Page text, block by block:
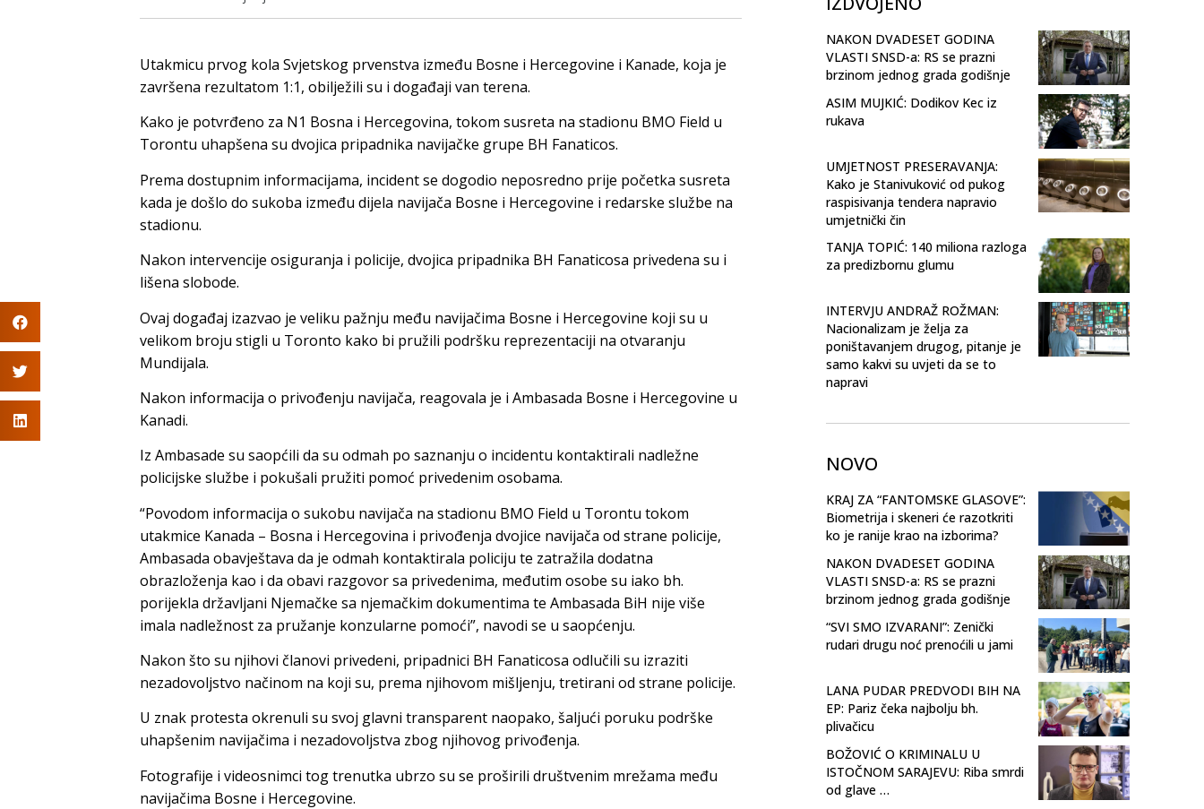
Utakmicu prvog kola Svjetskog prvenstva između Bosne i Hercegovine i Kanade, koja je
završena rezultatom 1:1, obilježili su i događaji van terena.
Kako je potvrđeno za N1 Bosna i Hercegovina, tokom susreta na stadionu BMO Field u
Torontu uhapšena su dvojica pripadnika navijačke grupe BH Fanaticos.
Prema dostupnim informacijama, incident se dogodio neposredno prije početka susreta
kada je došlo do sukoba između dijela navijača Bosne i Hercegovine i redarske službe na
stadionu.
Nakon intervencije osiguranja i policije, dvojica pripadnika BH Fanaticosa privedena su i
lišena slobode.
Ovaj događaj izazvao je veliku pažnju među navijačima Bosne i Hercegovine koji su u
velikom broju stigli u Toronto kako bi pružili podršku reprezentaciji na otvaranju
Mundijala.
Nakon informacija o privođenju navijača, reagovala je i Ambasada Bosne i Hercegovine u
Kanadi.
Iz Ambasade su saopćili da su odmah po saznanju o incidentu kontaktirali nadležne
policijske službe i pokušali pružiti pomoć privedenim osobama.
“Povodom informacija o sukobu navijača na stadionu BMO Field u Torontu tokom
utakmice Kanada – Bosna i Hercegovina i privođenja dvojice navijača od strane policije,
Ambasada obavještava da je odmah kontaktirala policiju te zatražila dodatna
obrazloženja kao i da obavi razgovor sa privedenima, međutim osobe su iako bh.
porijekla državljani Njemačke sa njemačkim dokumentima te Ambasada BiH nije više
imala nadležnost za pružanje konzularne pomoći”, navodi se u saopćenju.
Nakon što su njihovi članovi privedeni, pripadnici BH Fanaticosa odlučili su izraziti
nezadovoljstvo načinom na koji su, prema njihovom mišljenju, tretirani od strane policije.
U znak protesta okrenuli su svoj glavni transparent naopako, šaljući poruku podrške
uhapšenim navijačima i nezadovoljstva zbog njihovog privođenja.
Fotografije i videosnimci tog trenutka ubrzo su se proširili društvenim mrežama među
navijačima Bosne i Hercegovine.
NAKON DVADESET GODINA
VLASTI SNSD-a: RS se prazni
brzinom jednog grada godišnje
ASIM MUJKIĆ: Dodikov Kec iz
rukava
UMJETNOST PRESERAVANJA:
Kako je Stanivuković od pukog
raspisivanja tendera napravio
umjetnički čin
TANJA TOPIĆ: 140 miliona razloga
za predizbornu glumu
INTERVJU ANDRAŽ ROŽMAN:
Nacionalizam je želja za
poništavanjem drugog, pitanje je
samo kakvi su uvjeti da se to
napravi
NOVO
KRAJ ZA “FANTOMSKE GLASOVE”:
Biometrija i skeneri će razotkriti
ko je ranije krao na izborima?
NAKON DVADESET GODINA
VLASTI SNSD-a: RS se prazni
brzinom jednog grada godišnje
“SVI SMO IZVARANI”: Zenički
rudari drugu noć prenoćili u jami
LANA PUDAR PREDVODI BIH NA
EP: Pariz čeka najbolju bh.
plivačicu
BOŽOVIĆ O KRIMINALU U
ISTOČNOM SARAJEVU: Riba smrdi
od glave …